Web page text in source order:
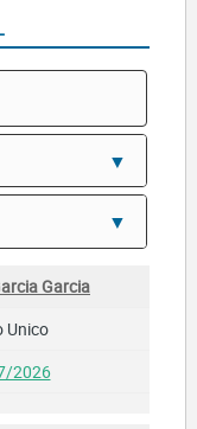
Garcia
Unico
2026